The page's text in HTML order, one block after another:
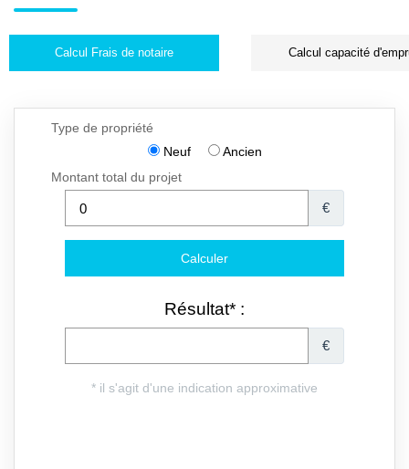
Calcul Frais de notaire Calcul capacité